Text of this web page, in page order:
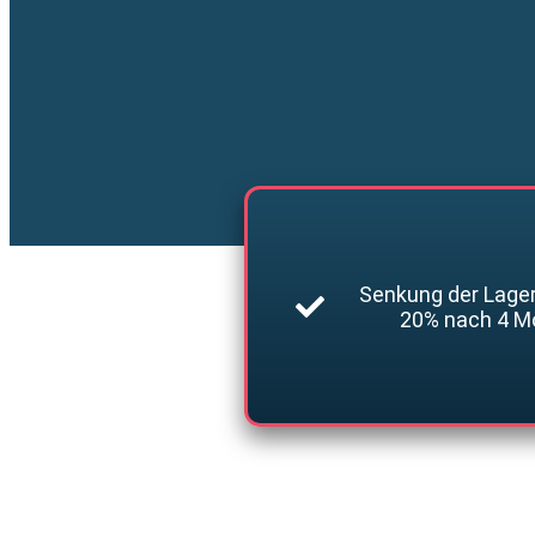
Senkung der
20% nach 4